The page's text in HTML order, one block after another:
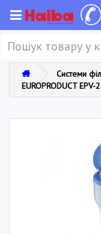
Системи
EUROPRODUCT